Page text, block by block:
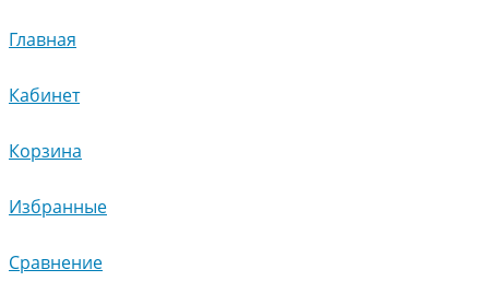
Главная
Кабинет
Корзина
Избранные
Сравнение